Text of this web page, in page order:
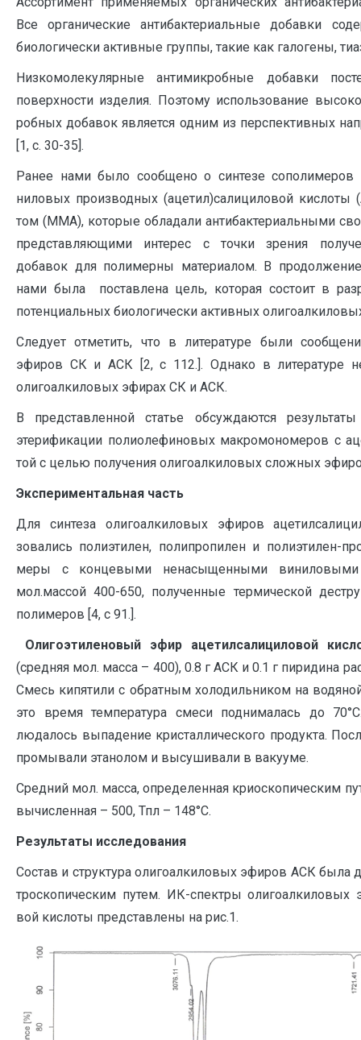
Все орга­нические антибактериальные добавки
биологически активные группы, такие как галогены,
Низкомолекулярные антимикробные добавки
поверхности изделия. Поэтому использование
робных добавок является од­ним из перспективных
[1, с. 30-35].
Ранее нами было сообщено о синтезе
ниловых производных (ацетил)салициловой
том (ММА), которые обладали антибактериальными
предс­тавляющими интерес с точки зрения
добавок для по­лимерны материалом. В продолжение
нами была постав­лена цель, которая состоит в
потен­циальных биоло­гичеcки активных
Следует отметить, что в литературе были
эфиров СК и АСК [2, с 112.]. Однако в литературе
олигоалки­ловых эфирах СК и АСК.
В представленной статье обсуждаются
этерификации полиолефиновых макромономеров с
той с целью получения оли­гоалкиловых сложных
Экспериментальная часть
Для синтеза олигоалкиловых эфиров
зовались по­лиэтилен, полипропилен и полиэтилен-
меры с концевыми ненасы­щенными виниловыми
мол.массой 400-650, полученные термической
полимеров [4, с 91.].
Олигоэтиленовый эфир ацетилсалициловой
(средняя мол. масса – 400), 0.8 г АСК и 0.1 г пиридина
Смесь кипятили с обратным холодильником на
это время температура смеси поднималась до
людалось выпадение кристаллического продукта.
промывали этанолом и высушивали в вакууме.
Средний мол. масса, определенная криоскопическим
вы­численная – 500, Тпл – 148°С.
Результаты исследования
Состав и структура олигоалкиловых эфиров АСК
троскопическим путем. ИК-спектры олигоалкиловых
вой кислоты представлены на рис.1.